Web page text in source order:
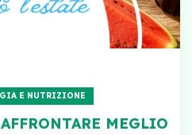
E NUTRIZIONE
MEGLIO